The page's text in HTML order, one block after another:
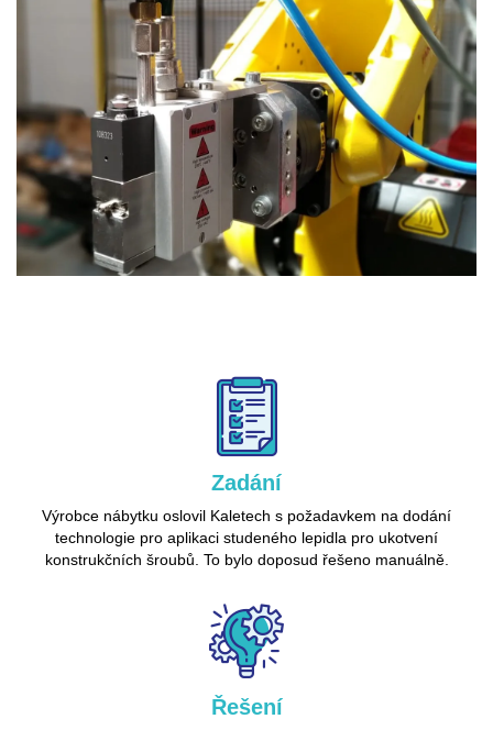
Zadání
Výrobce nábytku oslovil Kaletech s požadavkem na dodání
technologie pro aplikaci studeného lepidla pro ukotvení
konstrukčních šroubů. To bylo doposud řešeno manuálně.
Řešení